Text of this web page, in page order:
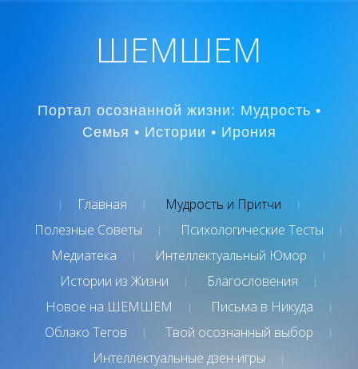
ШЕМШЕМ
Портал осознанной жизни: Мудрость •
Семья • Истории • Ирония
Главная
Мудрость и Притчи
Полезные Советы
Психологические Тесты
Медиатека
Интеллектуальный Юмор
Истории из Жизни
Благословения
Новое на ШЕМШЕМ
Письма в Никуда
Облако Тегов
Твой осознанный выбор
Интеллектуальные дзен-игры